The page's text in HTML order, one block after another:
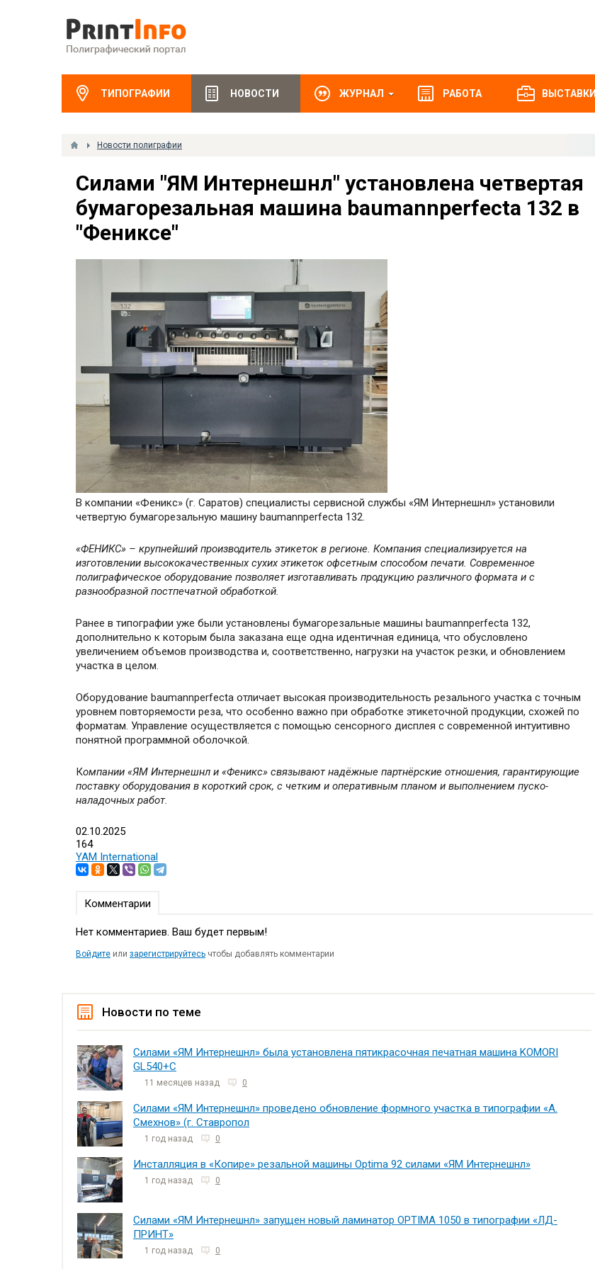
ТИПОГРАФИИ НОВОСТИ ЖУРНАЛ РАБОТА ВЫСТАВКИ
Новости полиграфии
Силами "ЯМ Интернешнл" установлена четвертая
бумагорезальная машина baumannperfecta 132 в
"Фениксе"
В компании «Феникс» (г. Саратов) специалисты сервисной службы «ЯМ Интернешнл» установили
четвертую бумагорезальную машину baumannperfecta 132.
«ФЕНИКС» – крупнейший производитель этикеток в регионе. Компания специализируется на
изготовлении высококачественных сухих этикеток офсетным способом печати. Современное
полиграфическое оборудование позволяет изготавливать продукцию различного формата и с
разнообразной постпечатной обработкой.
Ранее в типографии уже были установлены бумагорезальные машины baumannperfecta 132,
дополнительно к которым была заказана еще одна идентичная единица, что обусловлено
увеличением объемов производства и, соответственно, нагрузки на участок резки, и обновлением
участка в целом.
Оборудование baumannperfecta отличает высокая производительность резального участка с точным
уровнем повторяемости реза, что особенно важно при обработке этикеточной продукции, схожей по
форматам. Управление осуществляется с помощью сенсорного дисплея с современной интуитивно
понятной программной оболочкой.
Компании «ЯМ Интернешнл и «Феникс» связывают надёжные партнёрские отношения, гарантирующие
поставку оборудования в короткий срок, с четким и оперативным планом и выполнением пуско-
наладочных работ.
02.10.2025
164
YAM International
Комментарии
Нет комментариев. Ваш будет первым!
Войдите или зарегистрируйтесь чтобы добавлять комментарии
Новости по теме
Силами «ЯМ Интернешнл» была установлена пятикрасочная печатная машина KOMORI
GL540+С
11 месяцев назад 0
Силами «ЯМ Интернешнл» проведено обновление формного участка в типографии «А.
Смехнов» (г. Ставропол
1 год назад 0
Инсталляция в «Копире» резальной машины Optima 92 силами «ЯМ Интернешнл»
1 год назад 0
Силами «ЯМ Интернешнл» запущен новый ламинатор OPTIMA 1050 в типографии «ЛД-
ПРИНТ»
1 год назад 0